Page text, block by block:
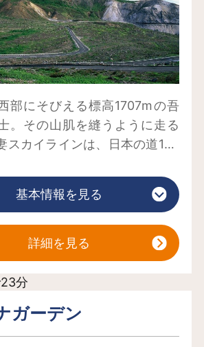
り続けています。地区内にあ
の浴槽が、自然湧出に加え、
る汲み上げをせず、地盤の高
用する自然流下式で引湯し、
の力」を最大限に享受できる
法を、高湯の先達らは自らの
感し、守り伝えてきました。
禁ず」という慣習があり、療
ため歓楽的な遊びなどを禁じ
た。また、この地に相応しく
模開発を行わず、山峡の静か
吾妻の自然を尊び、湯を受け
たからこそ、開湯時と変わら
湯温泉の姿」が今もありま
部にそびえる標高1707mの吾
。その山肌を縫うように走る
スカイラインは、日本の道100
、全長約29kmの山岳観光道路
標高1,622ｍ、平均標高1,350m
つばくろ谷や天狗の庭、湖見
）峠に代表される「吾妻八
ビューポイントも数多く存
と、雄大で変化に富んだ自然
堪能でき、絶景を見に多くの
基本情報を見る
詳細を見る
分
ガーデン